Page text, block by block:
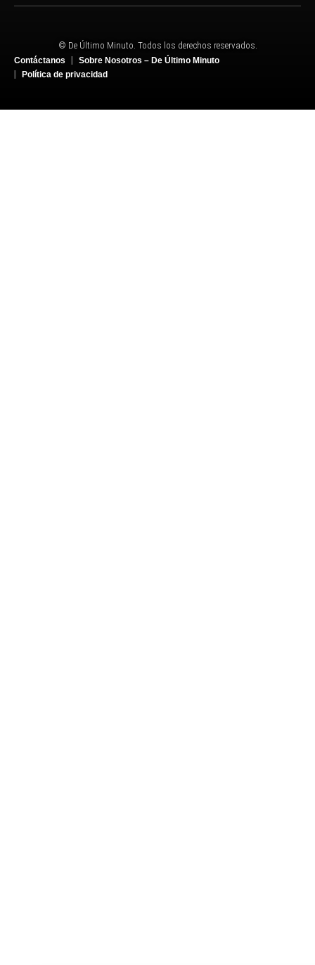
© De Último Minuto. Todos los derechos reservados.
Contáctanos
Sobre Nosotros – De Último Minuto
Política de privacidad